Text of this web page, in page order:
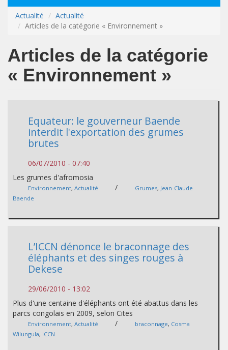
Actualité
Actualité
Articles de la catégorie « Environnement »
Articles de la catégorie
« Environnement »
Equateur: le gouverneur Baende
interdit l'exportation des grumes
brutes
06/07/2010 - 07:40
Les grumes d'afromosia
Environnement, Actualité / Grumes, Jean-Claude
Baende
L’ICCN dénonce le braconnage des
éléphants et des singes rouges à
Dekese
29/06/2010 - 13:02
Plus d'une centaine d'éléphants ont été abattus dans les
parcs congolais en 2009, selon Cites
Environnement, Actualité / braconnage, Cosma
Wilungula, ICCN